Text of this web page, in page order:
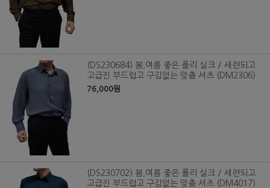
(DS230684) 봄,여름 좋은 폴리 실크 / 세련되고
고급진 부드럽고 구김없는 맞춤 셔츠 (DM2306)
76,000원
(DS230702) 봄,여름 좋은 폴리 실크 / 세련되고
고급진 부드럽고 구김없는 맞춤 셔츠 (DM4017)